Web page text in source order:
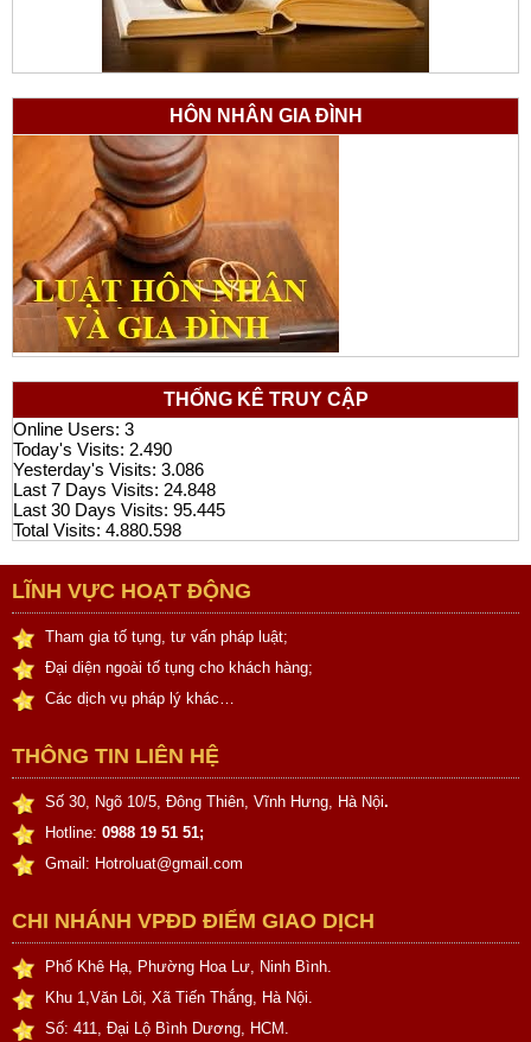
HÔN NHÂN GIA ĐÌNH
THỐNG KÊ TRUY CẬP
Online Users: 3
Today's Visits: 2.490
Yesterday's Visits: 3.086
Last 7 Days Visits: 24.848
Last 30 Days Visits: 95.445
Total Visits: 4.880.598
LĨNH VỰC HOẠT ĐỘNG
Tham gia tố tụng, tư vấn pháp luật;
Đại diện ngoài tố tụng cho khách hàng;
Các dịch vụ pháp lý khác…
THÔNG TIN LIÊN HỆ
Số 30, Ngõ 10/5, Đông Thiên, Vĩnh Hưng, Hà Nội.
Hotline: 0988 19 51 51;
Gmail: Hotroluat@gmail.com
CHI NHÁNH VPĐD ĐIỂM GIAO DỊCH
Phố Khê Hạ, Phường Hoa Lư, Ninh Bình.
Khu 1,Văn Lôi, Xã Tiến Thắng, Hà Nội.
Số: 411, Đại Lộ Bình Dương, HCM.